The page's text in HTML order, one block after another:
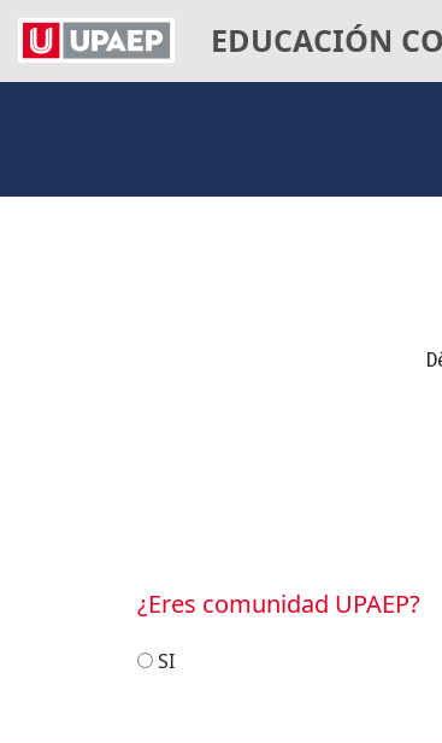
EDUCACIÓN
¿Eres comunidad UPAEP?
SI